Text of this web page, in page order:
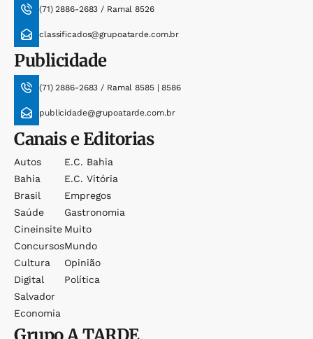
(71) 2886-2683 / Ramal 8526
classificados@grupoatarde.com.br
Publicidade
(71) 2886-2683 / Ramal 8585 | 8586
publicidade@grupoatarde.com.br
Canais e Editorias
Autos
Bahia
Brasil
Saúde
Cineinsite
Concursos
Cultura
Digital
Salvador
Economia
E.c. Bahia
E.c. Vitória
Empregos
Gastronomia
Muito
Mundo
Opinião
Política